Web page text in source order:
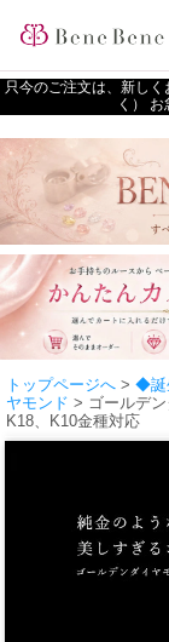
只今のご注文は、新し
く）
トップページへ > ◆誕
ヤモンド > ゴールデ
K18、K10金種対応